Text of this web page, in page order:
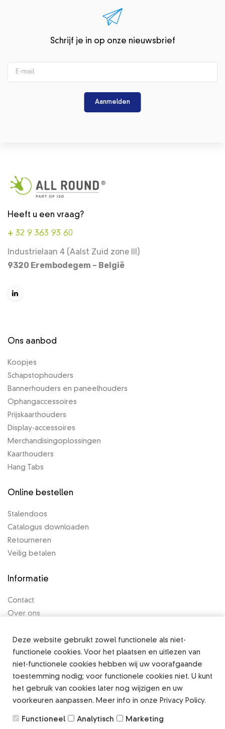
Schrijf je in op onze nieuwsbrief
Aanmelden
Heeft u een vraag?
+ 32 9 363 93 60
Industrielaan 4 (Aalst Zuid zone III)
9320 Erembodegem – België
Ons aanbod
Koopjes
Schapstophouders
Bannerhouders en paneelhouders
Ophangaccessoires
Prijskaarthouders
Display-accessoires
Merchandisingoplossingen
Kaarthouders
Hang Tabs
Online bestellen
Stalendoos
Catalogus downloaden
Retourneren
Veilig betalen
Informatie
Contact
Over ons
Privacy Policy
Legal notice
Copyright ©2026 Alle rechten voorbehouden
Deze website gebruikt zowel functionele als niet-
functionele cookies. Voor het plaatsen en uitlezen van
niet-functionele cookies hebben wij uw voorafgaande
toestemming nodig; voor functionele cookies niet. U kunt
het gebruik van cookies later nog wijzigen en uw
voorkeuren aanpassen. Meer info in onze Privacy Policy.
Functioneel Analytisch Marketing